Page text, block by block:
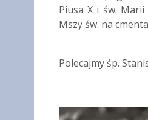
Piusa X i św.
Mszy św. na
Polecajmy śp.